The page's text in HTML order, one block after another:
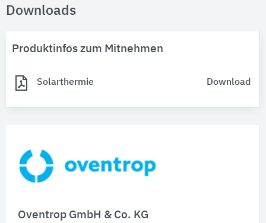
Oventrop GmbH & Co. KG
Downloads
Produktinfos zum Mitnehmen
Solarthermie Download